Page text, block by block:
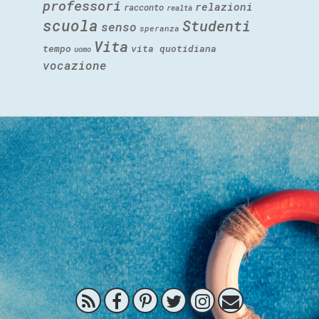
professori racconto realtà relazioni
scuola senso speranza Studenti
tempo uomo Vita vita quotidiana
vocazione